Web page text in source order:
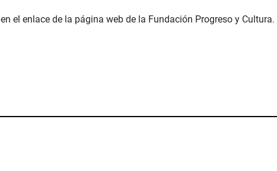
en el enlace de la página web de la Fundación Progreso y Cultura.